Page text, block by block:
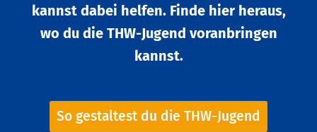
kannst dabei helfen. Finde hier heraus,
wo du die THW-Jugend voranbringen
kannst.
So gestaltest du die THW-Jugend